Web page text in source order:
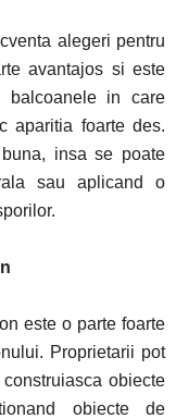
alegeri pentru
avantajos si este
balcoanele in care
aparitia foarte des.
insa se poate
sau aplicand o
este o parte foarte
Proprietarii pot
obiecte
obiecte de